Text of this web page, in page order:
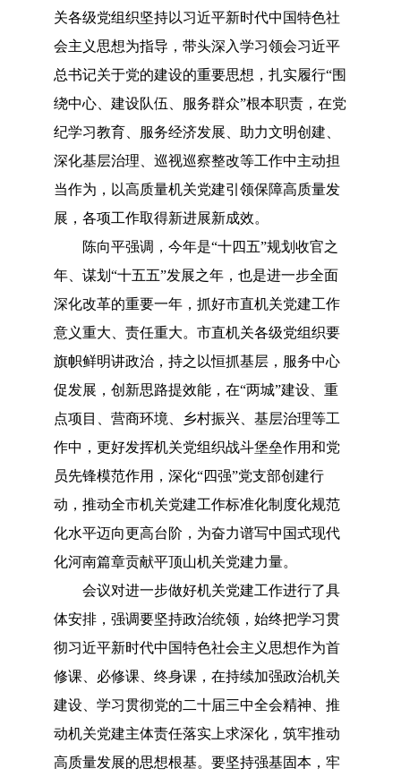
关各级党组织坚持以习近平新时代中国特色社
会主义思想为指导，带头深入学习领会习近平
总书记关于党的建设的重要思想，扎实履行“围
绕中心、建设队伍、服务群众”根本职责，在党
纪学习教育、服务经济发展、助力文明创建、
深化基层治理、巡视巡察整改等工作中主动担
当作为，以高质量机关党建引领保障高质量发
展，各项工作取得新进展新成效。
陈向平强调，今年是“十四五”规划收官之
年、谋划“十五五”发展之年，也是进一步全面
深化改革的重要一年，抓好市直机关党建工作
意义重大、责任重大。市直机关各级党组织要
旗帜鲜明讲政治，持之以恒抓基层，服务中心
促发展，创新思路提效能，在“两城”建设、重
点项目、营商环境、乡村振兴、基层治理等工
作中，更好发挥机关党组织战斗堡垒作用和党
员先锋模范作用，深化“四强”党支部创建行
动，推动全市机关党建工作标准化制度化规范
化水平迈向更高台阶，为奋力谱写中国式现代
化河南篇章贡献平顶山机关党建力量。
会议对进一步做好机关党建工作进行了具
体安排，强调要坚持政治统领，始终把学习贯
彻习近平新时代中国特色社会主义思想作为首
修课、必修课、终身课，在持续加强政治机关
建设、学习贯彻党的二十届三中全会精神、推
动机关党建主体责任落实上求深化，筑牢推动
高质量发展的思想根基。要坚持强基固本，牢